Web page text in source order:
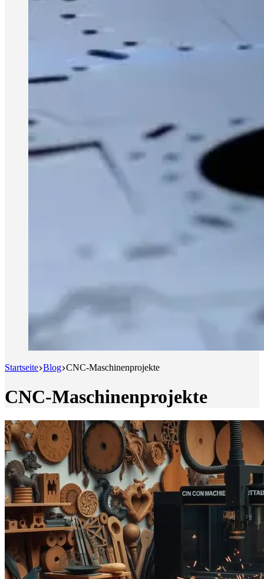
Startseite Blog CNC-Maschinenprojekte
CNC-Maschinenprojekte